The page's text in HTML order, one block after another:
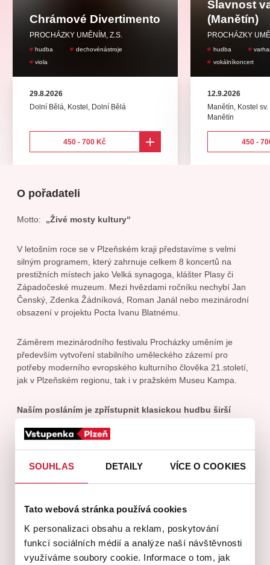
SOUHLAS DETAILY VÍCE O COOKIES
Tato webová stránka používá cookies
K personalizaci obsahu a reklam, poskytování
funkcí sociálních médií a analýze naší návštěvnosti
využíváme soubory cookie. Informace o tom, jak
Chrámové Divertimento
PROCHÁZKY UMĚNÍM, Z.S.
hudba
dechovénástroje
viola
29.8.2026
Dolní Bělá, Kostel , Dolní Bělá
450 - 700 Kč
Slavnost
(Manětín)
PROCHÁZKY
hudba
vokálníkoncert
12.9.2026
Manětín, Kostel
Manětín
450 -
O pořadateli
Motto: „Živé mosty kultury“
V letošním roce se v Plzeňském kraji představíme s velmi
silným programem, který zahrnuje celkem 8 koncertů na
prestižních místech jako Velká synagoga, klášter Plasy či
Západočeské muzeum. Mezi hvězdami ročníku nechybí Jan
Čenský, Zdenka Žádníková, Roman Janál nebo mezinárodní
obsazení v projektu Pocta Ivanu Blatnému.
Záměrem mezinárodního festivalu Procházky uměním je
především vytvoření stabilního uměleckého zázemí pro
potřeby moderního evropského kulturního člověka 21.století,
jak v Plzeňském regionu, tak i v pražském Museu Kampa.
Naším posláním je zpřístupnit klasickou hudbu širší
atraktivní formou, plně využít nové komunikační prostředky
v rámci propagace a rozvinout potenciál vizuálního přenosu
koncertů díky sociálním sítím.
představy o klasické hudbě a podporují získání respektu
festivalu v rámci domácího a Evropského kontextu. Usilujeme
o vytvoření silného zázemí pro realizaci a tvoření uměleckých
projektů.
Západočeské muzeum
Kopeckého sady, Plzeň
divadlopluto
djkt skupovaplzeň2026